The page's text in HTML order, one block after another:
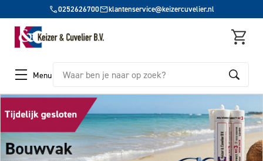
0252626700 klantenservice@keizercuvelier.nl
Menu Zoeken